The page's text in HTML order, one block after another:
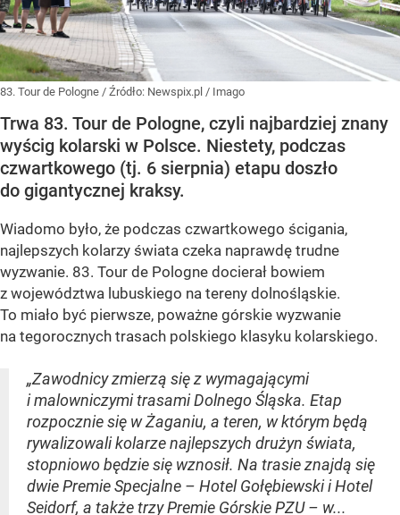
83. Tour de Pologne / Źródło: Newspix.pl / Imago
Trwa 83. Tour de Pologne, czyli najbardziej znany
wyścig kolarski w Polsce. Niestety, podczas
czwartkowego (tj. 6 sierpnia) etapu doszło
do gigantycznej kraksy.
Wiadomo było, że podczas czwartkowego ścigania,
najlepszych kolarzy świata czeka naprawdę trudne
wyzwanie. 83. Tour de Pologne docierał bowiem
z województwa lubuskiego na tereny dolnośląskie.
To miało być pierwsze, poważne górskie wyzwanie
na tegorocznych trasach polskiego klasyku kolarskiego.
„Zawodnicy zmierzą się z wymagającymi
i malowniczymi trasami Dolnego Śląska. Etap
rozpocznie się w Żaganiu, a teren, w którym będą
rywalizowali kolarze najlepszych drużyn świata,
stopniowo będzie się wznosił. Na trasie znajdą się
dwie Premie Specjalne – Hotel Gołębiewski i Hotel
Seidorf, a także trzy Premie Górskie PZU – w...